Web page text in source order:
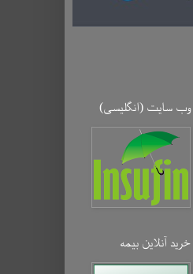
وب سایت (ا‌نگلیسی)
خرید آنلاین بیمه‌